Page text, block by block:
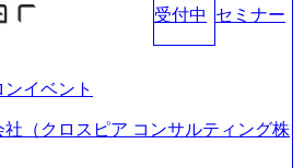
ている。 ​- - 2018年から6年連続で
、事業会社出身者など、多様な経歴
年間休日120日以上、完全週休2日
（消化率46.3%）、特別休暇5日な
整備している。 ​ 月平均残業時間は
だす、執着心をもって没頭する O
う みずから決めてみずから動く、
すばやく動く、まず成果物をだす
り抜く 2026年8月14日(金) 19:00〜2
(金) 16:00 本説明会は、選考の前段
受付中 セミナー
ンイベント
社（クロスピア コンサルティング株